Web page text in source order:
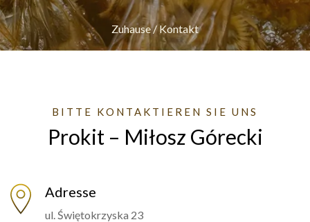
Zuhause/Kontakt
BITTE KONTAKTIEREN SIE UNS
Prokit – Miłosz Górecki
Adresse
ul. Świętokrzyska 23